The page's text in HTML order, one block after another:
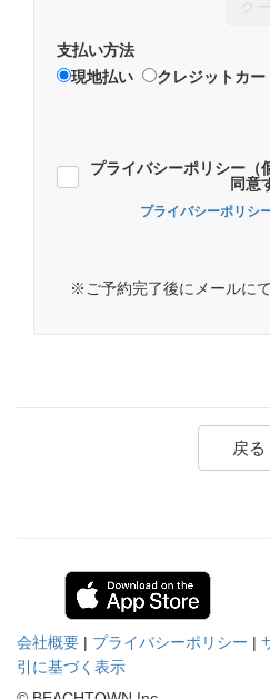
支払い方法
現地払い
クレジットカー
プライバシーポリシー（
同意
プライバシーポリシ
※ご予約完了後にメールに
戻る
会社概要 | プライバシーポリシー |
引に基づく表示